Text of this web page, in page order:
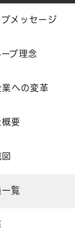
プメッセージ
プ理念
への変革
要
覧